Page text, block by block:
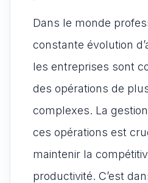
Dans le monde
constante évolution
les entreprises sont
des opérations de
complexes. La
ces opérations est
maintenir la
productivité. C’est